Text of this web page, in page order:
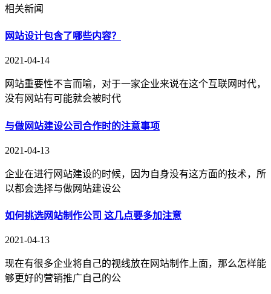
相关新闻
网站设计包含了哪些内容？
2021-04-14
网站重要性不言而喻，对于一家企业来说在这个互联网时代，
没有网站有可能就会被时代
与做网站建设公司合作时的注意事项
2021-04-13
企业在进行网站建设的时候，因为自身没有这方面的技术，所
以都会选择与做网站建设公
如何挑选网站制作公司 这几点要多加注意
2021-04-13
现在有很多企业将自己的视线放在网站制作上面，那么怎样能
够更好的营销推广自己的公